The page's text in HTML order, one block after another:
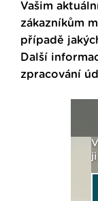
Vašim
zákazníkům
případě
Další
zpracování
ji